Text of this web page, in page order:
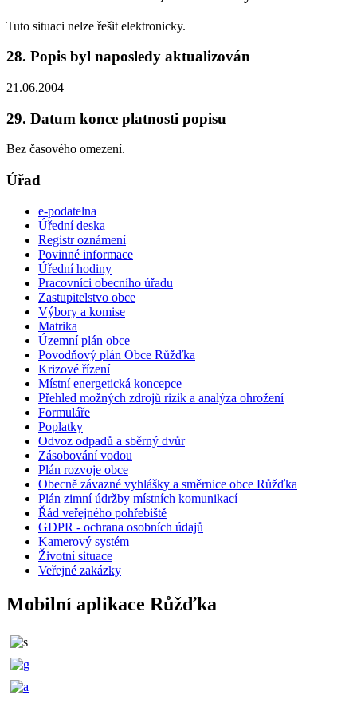
Tuto situaci nelze řešit elektronicky.
28. Popis byl naposledy aktualizován
21.06.2004
29. Datum konce platnosti popisu
Bez časového omezení.
Úřad
e-podatelna
Úřední deska
Registr oznámení
Povinné informace
Úřední hodiny
Pracovníci obecního úřadu
Zastupitelstvo obce
Výbory a komise
Matrika
Územní plán obce
Povodňový plán Obce Růžďka
Krizové řízení
Místní energetická koncepce
Přehled možných zdrojů rizik a analýza ohrožení
Formuláře
Poplatky
Odvoz odpadů a sběrný dvůr
Zásobování vodou
Plán rozvoje obce
Obecně závazné vyhlášky a směrnice obce Růžďka
Plán zimní údržby místních komunikací
Řád veřejného pohřebiště
GDPR - ochrana osobních údajů
Kamerový systém
Životní situace
Veřejné zakázky
Mobilní aplikace Růžďka